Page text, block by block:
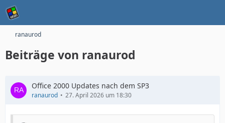
ranaurod
Beiträge von ranaurod
Office 2000 Updates nach dem SP3
ranaurod 27. April 2026 um 18:30